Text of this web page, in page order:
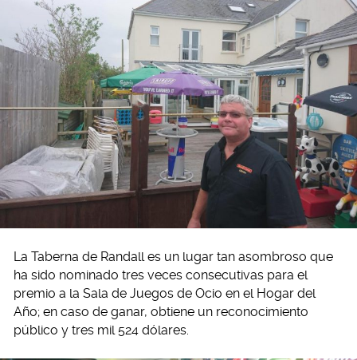
La Taberna de Randall es un lugar tan asombroso que
ha sido nominado tres veces consecutivas para el
premio a la Sala de Juegos de Ocio en el Hogar del
Año; en caso de ganar, obtiene un reconocimiento
público y tres mil 524 dólares.